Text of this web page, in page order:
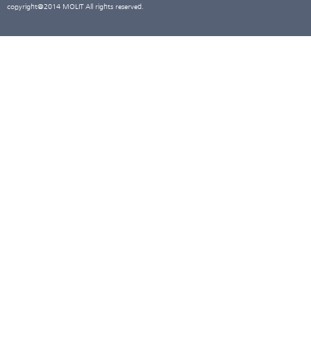
copyright@2014 MOLIT All rights reserved.